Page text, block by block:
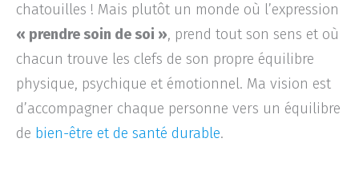
chatouilles ! Mais plutôt un monde où l’expression
« prendre soin de soi », prend tout son sens et où
chacun trouve les clefs de son propre équilibre
physique, psychique et émotionnel. Ma vision est
d’accompagner chaque personne vers un équilibre
de bien-être et de santé durable.